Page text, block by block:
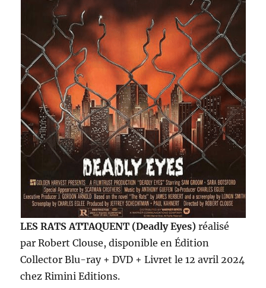
LES RATS ATTAQUENT (Deadly Eyes)réalisé
par Robert Clouse, disponible en Édition
Collector Blu-ray + DVD + Livret le 12 avril 2024
chez Rimini Editions.